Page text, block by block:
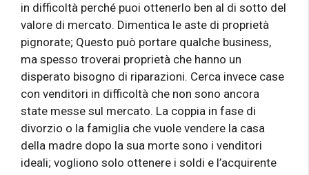
in difficoltà perché puoi ottenerlo ben al di sotto del
valore di mercato. Dimentica le aste di proprietà
pignorate; Questo può portare qualche business,
ma spesso troverai proprietà che hanno un
disperato bisogno di riparazioni. Cerca invece case
con venditori in difficoltà che non sono ancora
state messe sul mercato. La coppia in fase di
divorzio o la famiglia che vuole vendere la casa
della madre dopo la sua morte sono i venditori
ideali; vogliono solo ottenere i soldi e l’acquirente